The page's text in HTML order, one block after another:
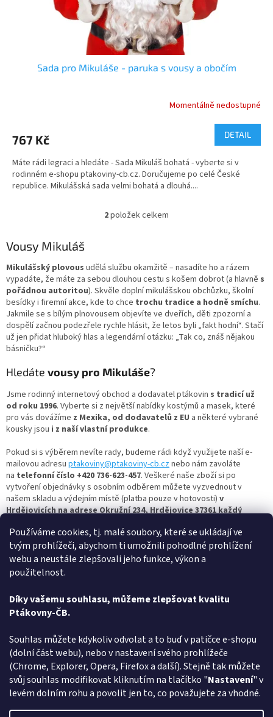
Používáme cookies, tj. malé soubory, které se ukládají ve
tvým prohlížeči, abychom ti umožnili pohodlné prohlížení
webu a neustále zlepšovali jeho funkce, výkon a
použitelnost.
Díky vašemu souhlasu, můžeme zlepšovat kvalitu
Ptákovny-ČB.
Souhlas můžete kdykoliv odvolat a to buď v patičce e-shopu
(dolní část webu), nebo v nastavení svého prohlížeče
(Chrome, Explorer, Opera, Firefox a další). Stejně tak můžete
svůj souhlas modifikovat kliknutím na tlačítko "Nastavení" v
levém dolním rohu a povolit jen to, co považujete za vhodné.
Sada pro Mikuláše - paruka s vousy a obočím
je
z
5
hvězdiček.
Momentálně nedostupné
767 Kč DETAIL
Máte rádi legraci a hledáte - Sada Mikuláš bohatá - vyberte si v
rodinném e-shopu ptakoviny-cb.cz. Doručujeme po celé České
republice. Mikulášská sada velmi bohatá a dlouhá....
O
d
a
c
í
p
r
v
v
p
i
s
u
2položek celkem
Vousy Mikuláš
Mikulášský plovous udělá službu okamžitě – nasadíte ho a rázem
vypadáte, že máte za sebou dlouhou cestu s košem dobrot (a hlavně s
pořádnou autoritou). Skvěle doplní mikulášskou obchůzku, školní
besídky i firemní akce, kde to chce trochu tradice a hodně smíchu.
Jakmile se s bílým plnovousem objevíte ve dveřích, děti zpozorní a
dospělí začnou podezřele rychle hlásit, že letos byli „fakt hodní“. Stačí
už jen přidat hluboký hlas a legendární otázku: „Tak co, znáš nějakou
básničku?“
Hledáte vousy pro Mikuláše?
Jsme rodinný internetový obchod a dodavatel ptákovin s tradicí už
od roku 1996. Vyberte si z největší nabídky kostýmů a masek, které
pro vás dovážíme z Mexika, od dodavatelů z EU a některé vybrané
kousky jsou i z naší vlastní produkce.
Pokud si s výběrem nevíte rady, budeme rádi když využijete naší e-
mailovou adresu ptakoviny@ptakoviny-cb.cznebo nám zavoláte
na telefonní číslo +420 736-623-457. Veškeré naše zboží si po
vytvoření objednávky s osobním odběrem můžete vyzvednout v
našem skladu a výdejním místě (platba pouze v hotovosti) v
Hrdějovicích na adrese Okružní 234, Hrdějovice 37361 každý
Nejbohatší člověk je ten, kdo se umí celý život smát a radovat,
tak si vyberte masku dle vašich představ a bavte se s námi.
Ptakoviny-cb.cz
skladem!
třeba: dárky a dárečky,klobouky a čepice,kostým anděla,kostým
Mikuláše,kostým čerta
Způsob ověřování recenzí